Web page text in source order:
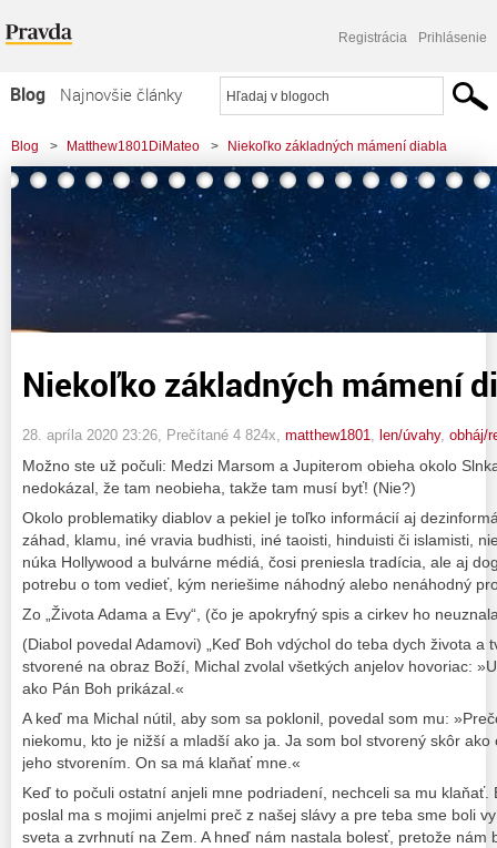
Registrácia Prihlásenie
Blog
Najnovšie články
Najčítanejšie články
Najkomentovanejšie články
Zoznam blogov
Komerčné blogy
Blog > Matthew1801DiMateo > Niekoľko základných mámení diabla
Niekoľko základných mámení
28. apríla 2020 23:26 , Prečítané 4 824x, matthew1801 len/úvahy, obháj/
Možno ste už počuli: Medzi Marsom a Jupiterom obieha okolo
nedokázal, že tam neobieha, takže tam musí byť! (Nie?)
Okolo problematiky diablov a pekiel je toľko informácií aj
záhad, klamu, iné vravia budhisti, iné taoisti, hinduisti či islamisti,
núka Hollywood a bulvárne médiá, čosi preniesla tradícia, ale aj
potrebu o tom vedieť, kým neriešime náhodný alebo nenáhodný
Zo „Života Adama a Evy“, (čo je apokryfný spis a cirkev ho
(Diabol povedal Adamovi) „Keď Boh vdýchol do teba dych života a
stvorené na obraz Boží, Michal zvolal všetkých anjelov hovoriac:
ako Pán Boh prikázal.«
A keď ma Michal nútil, aby som sa poklonil, povedal som mu:
niekomu, kto je nižší a mladší ako ja. Ja som bol stvorený skôr
jeho stvorením. On sa má klaňať mne.«
Keď to počuli ostatní anjeli mne podriadení, nechceli sa mu klaňať.
poslal ma s mojimi anjelmi preč z našej slávy a pre teba sme boli
sveta a zvrhnutí na Zem. A hneď nám nastala bolesť, pretože nám